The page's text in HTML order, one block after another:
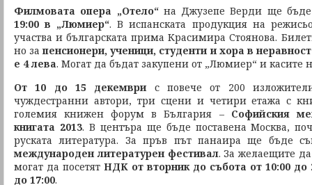
Филмовата опера „Отело“на Джузепе Верди ще
19:00 в „Люмиер“. В испанската продукция на
участва и българската прима Красимира Стоянова.
но запенсионери, ученици, студенти и хора в
е 4 лева. Могат да бъдат закупени от „Люмиер“ и касите
От 10 до 15 декемврис повече от 200
чуждестранни автори, три сцени и четири етажа с
големия книжен форум в България – Софийския
книгата 2013. В центъра ще бъде поставена Москва,
руската литература. За пръв път панаира ще бъде
международен литературен фестивал. За желаещите да
могат да посетят НДК от вторник до събота от 10:00 до
до 17:00.